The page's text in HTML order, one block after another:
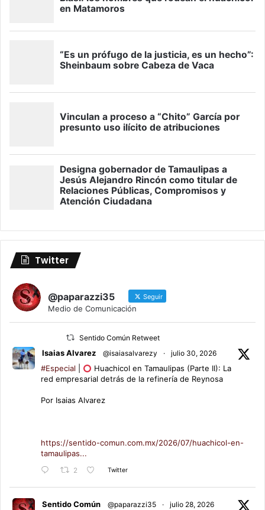
Twitter
@paparazzi35 Seguir
Medio de Comunicación
Sentido Común Retweet
Isaias Alvarez @isaiasalvarezy · julio 30, 2026
#Especial
Huachicol en Tamaulipas (Parte II): La
red empresarial detrás de la refinería de Reynosa
Por Isaias Alvarez
https://sentido-comun.com.mx/2026/07/huachicol-en-
tamaulipas...
2 Twitter
Sentido Común @paparazzi35 · julio 28, 2026